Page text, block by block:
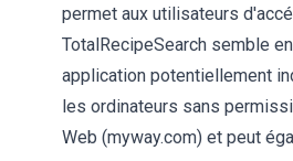
permet aux utilisateurs
TotalRecipeSearch semble
application potentiellement
les ordinateurs sans
Web (myway.com) et peut